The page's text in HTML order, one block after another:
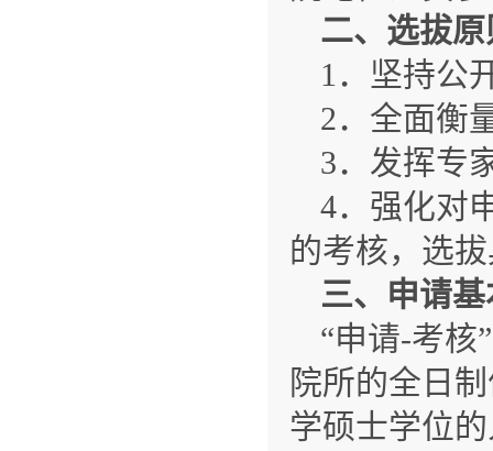
二、选拔原
1．坚持公
2．全面衡
3．发挥专
4．强化对
的考核，选
三、申请
“申请-考核
院所的全日
学硕士学位